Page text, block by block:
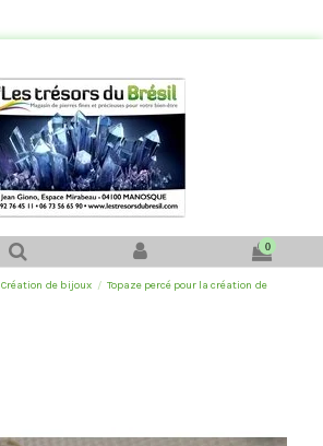
0
Création de bijoux
Topaze percé pour la création de